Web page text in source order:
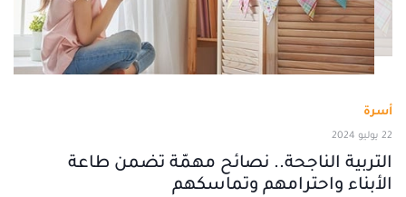
أسرة
22 يوليو 2024
التربية الناجحة.. نصائح مهمّة تضمن طاعة
الأبناء واحترامهم وتماسكهم